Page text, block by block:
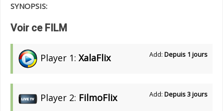
SYNOPSIS:
Voir ce FILM
Player 1: XalaFlix Add: Depuis 1 jours
Player 2: FilmoFlix Add: Depuis 3 jours